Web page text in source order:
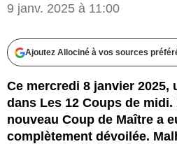
9 janv. 2025 à 11:00
Ajoutez Allociné à vos sources
Ce mercredi 8 janvier 2025,
dans Les 12 Coups de
nouveau Coup de Maître a
complètement dévoilée.